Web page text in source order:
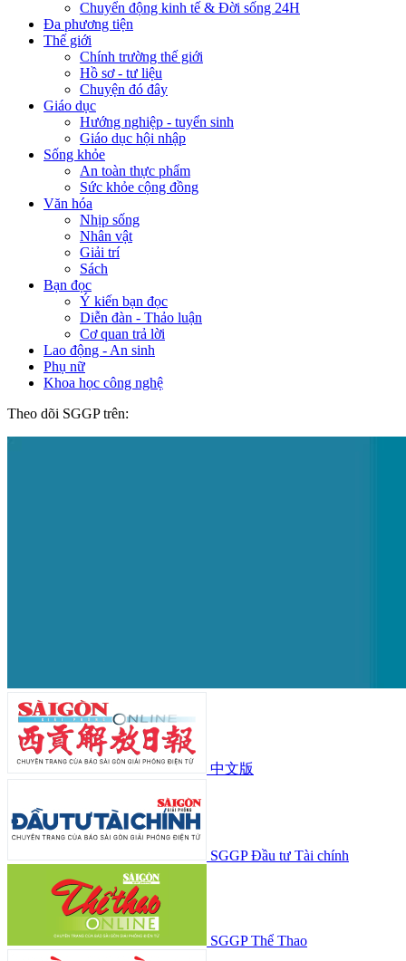
Chuyển động kinh tế & Đời sống 24H
Đa phương tiện
Thế giới
Chính trường thế giới
Hồ sơ - tư liệu
Chuyện đó đây
Giáo dục
Hướng nghiệp - tuyển sinh
Giáo dục hội nhập
Sống khỏe
An toàn thực phẩm
Sức khỏe cộng đồng
Văn hóa
Nhịp sống
Nhân vật
Giải trí
Sách
Bạn đọc
Ý kiến bạn đọc
Diễn đàn - Thảo luận
Cơ quan trả lời
Lao động - An sinh
Phụ nữ
Khoa học công nghệ
Theo dõi SGGP trên:
中文版
SGGP Đầu tư Tài chính
SGGP Thể Thao